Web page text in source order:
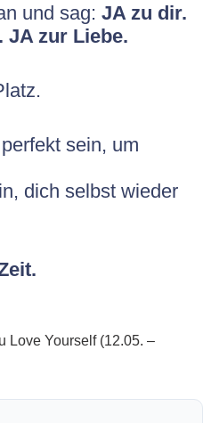
und sag: JA zu dir.
JA zur Liebe.
sein, um
dich selbst wieder
Love Yourself (12.05. –